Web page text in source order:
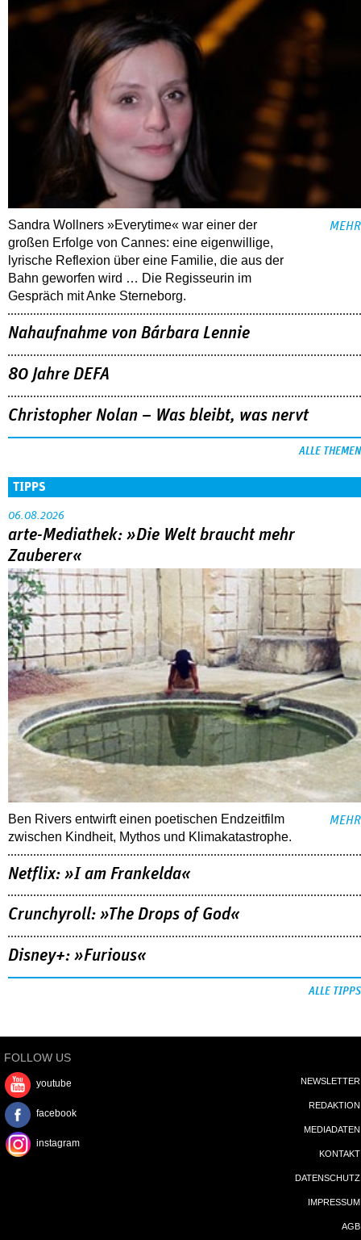
Sandra Wollners »Everytime« war einer der
großen Erfolge von Cannes: eine eigenwillige,
lyrische Reflexion über eine ­Familie, die aus der
Bahn geworfen wird … Die Regisseurin im
Gespräch mit Anke Sterneborg.
MEHR
Nahaufnahme von Bárbara Lennie
80 Jahre DEFA
Christopher Nolan – Was bleibt, was nervt
ALLE THEMEN
TIPPS
06.08.2026
arte-Mediathek: »Die Welt braucht mehr
Zauberer«
Ben Rivers entwirft einen poetischen Endzeitfilm
zwischen Kindheit, Mythos und Klimakatastrophe.
MEHR
Netflix: »I am Frankelda«
Crunchyroll: »The Drops of God«
Disney+: »Furious«
ALLE TIPPS
FOLLOW US
youtube
facebook
instagram
NEWSLETTER
REDAKTION
MEDIADATEN
KONTAKT
DATENSCHUTZ
IMPRESSUM
AGB